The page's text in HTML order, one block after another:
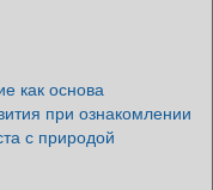
как основа
при ознакомлении
с природой